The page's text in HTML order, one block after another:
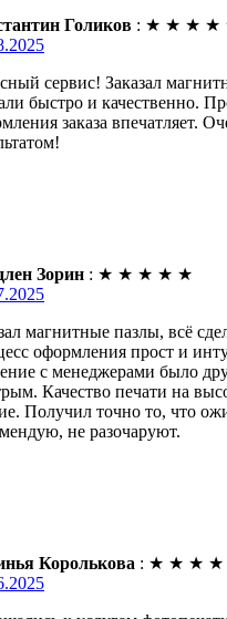
Голиков : ★ ★ ★ ★
сервис! Заказал
быстро и качественно.
заказа впечатляет.
Зорин : ★ ★ ★ ★ ★
магнитные пазлы, всё
оформления прост и
с менеджерами было
Качество печати на
Получил точно то, что
не разочаруют.
Королькова : ★ ★ ★ ★